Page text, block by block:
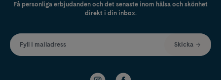
Få personliga erbjudanden och det senaste inom hälsa och skönhet
direkt i din inbox.
Fyll i mailadress Skicka